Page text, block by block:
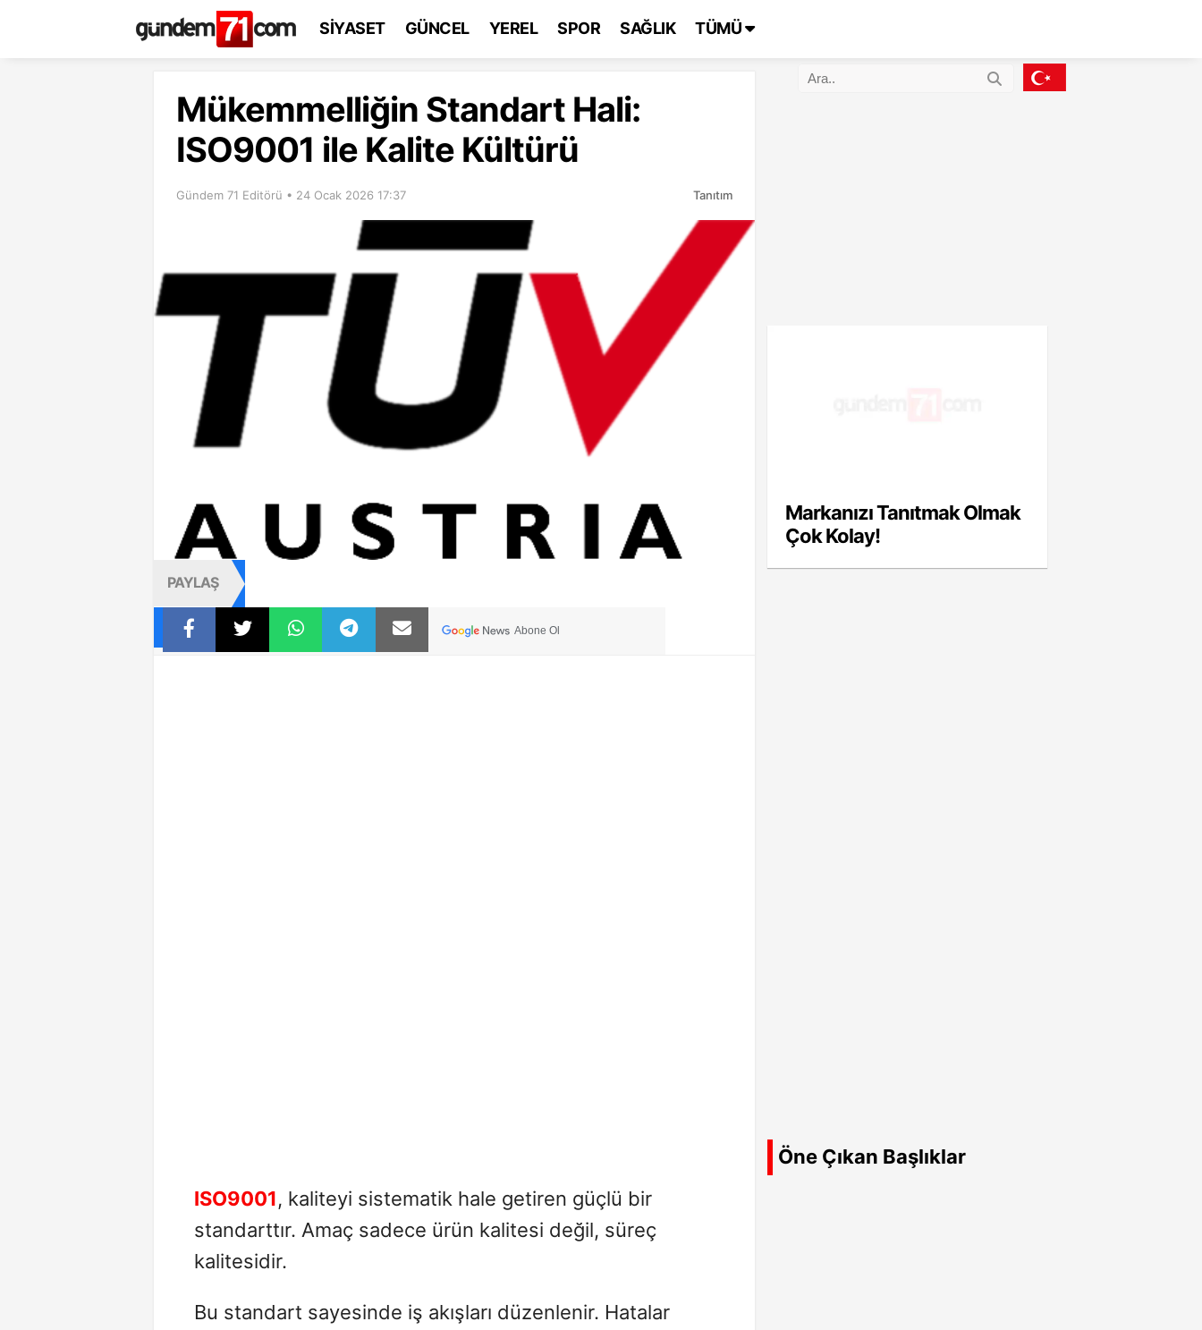
SİYASET GÜNCEL YEREL SPOR SAĞLIK TÜMÜ
Mükemmelliğin Standart Hali:
ISO9001 ile Kalite Kültürü
Gündem 71 Editörü • 24 Ocak 2026 17:37 Tanıtım
PAYLAŞ
Abone Ol
ISO9001, kaliteyi sistematik hale getiren güçlü bir
standarttır. Amaç sadece ürün kalitesi değil, süreç
kalitesidir.
Bu standart sayesinde iş akışları düzenlenir. Hatalar
Markanızı Tanıtmak Olmak
Çok Kolay!
Öne Çıkan Başlıklar